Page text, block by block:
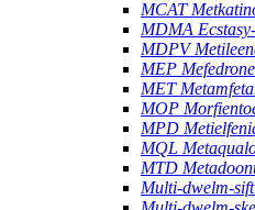
MCAT
MDMA
MDPV
MEP
MET
MOP
MPD
MQL
MTD
Multi-dwelm-